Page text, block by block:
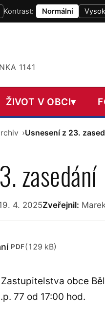
Kontrast: Normální
1141
ŽIVOT V OBCI▾
Usnesení z 23.
zasedání
4. 2025Zveřejnil:
PDF(129 kB)
obce
77 od 17:00 hod.